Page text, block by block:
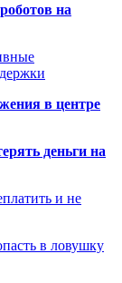
на
в центре
деньги на
и не
в ловушку